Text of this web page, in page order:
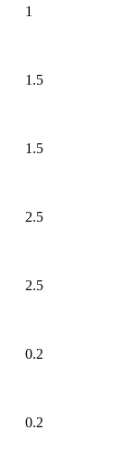
1
1.5
1.5
2.5
2.5
0.2
0.2